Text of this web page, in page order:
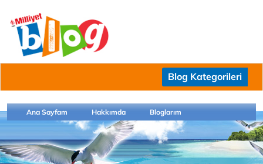
Blog Kategorileri
Ana Sayfam Hakkımda Bloglarım